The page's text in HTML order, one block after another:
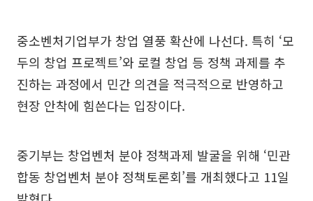
중소벤처기업부가 창업 열풍 확산에 나선다. 특히 ‘모
두의 창업 프로젝트’와 로컬 창업 등 정책 과제를 추
진하는 과정에서 민간 의견을 적극적으로 반영하고
현장 안착에 힘쓴다는 입장이다.
중기부는 창업벤처 분야 정책과제 발굴을 위해 ‘민관
합동 창업벤처 분야 정책토론회’를 개최했다고 11일